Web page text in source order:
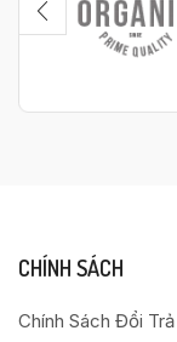
CHÍNH SÁCH
Chính Sách Đổi Trả